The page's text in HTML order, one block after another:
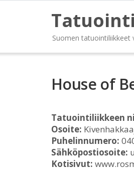
Suomen tatuointiliikkeet
House of
Tatuointiliikkeen
Osoite:
Puhelinnumero:
Sähköpostiosoite:
Kotisivut: